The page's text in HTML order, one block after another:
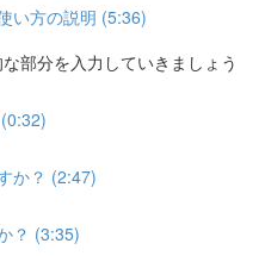
い方の説明 (5:36)
部分を入力していきましょう
か？ (2:47)
？ (3:35)